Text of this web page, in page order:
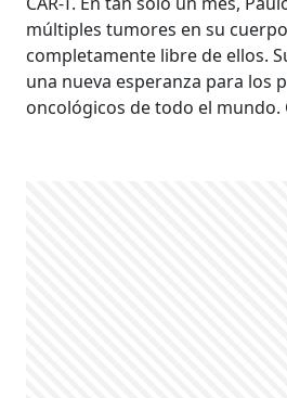
múltiples tumores en su
completamente libre de ellos.
una nueva esperanza para los
oncológicos de todo el mundo.